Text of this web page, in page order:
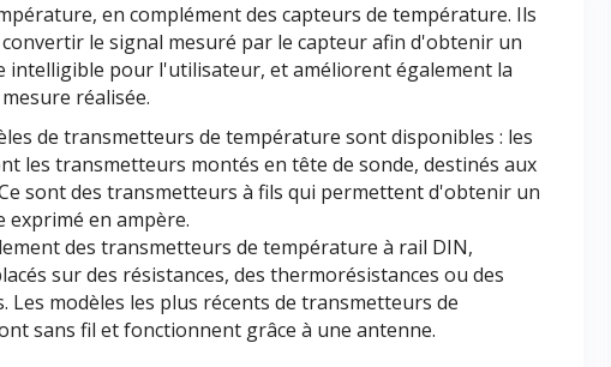
en complément des capteurs de température. Ils
le signal mesuré par le capteur afin d'obtenir un
intelligible pour l'utilisateur, et améliorent également la
réalisée.
de transmetteurs de température sont disponibles : les
les transmetteurs montés en tête de sonde, destinés aux
sont des transmetteurs à fils qui permettent d'obtenir un
exprimé en ampère.
des transmetteurs de température à rail DIN,
sur des résistances, des thermorésistances ou des
Les modèles les plus récents de transmetteurs de
sans fil et fonctionnent grâce à une antenne.